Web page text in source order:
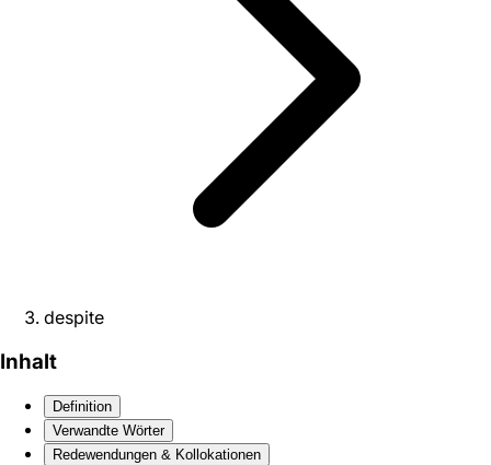
despite
Inhalt
Definition
Verwandte Wörter
Redewendungen & Kollokationen